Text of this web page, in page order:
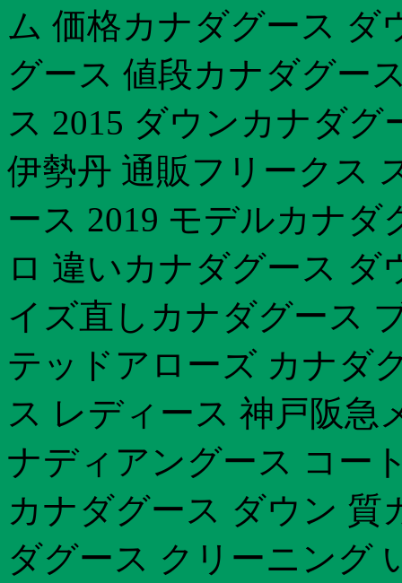
ム 価格カナダグース ダ
グース 値段カナダグー
ス 2015 ダウンカナダグ
伊勢丹 通販フリークス
ース 2019 モデルカナ
ロ 違いカナダグース
イズ直しカナダグース
テッドアローズ カナダ
ス レディース 神戸阪急
ナディアングース コー
カナダグース ダウン 質
ダグース クリーニング